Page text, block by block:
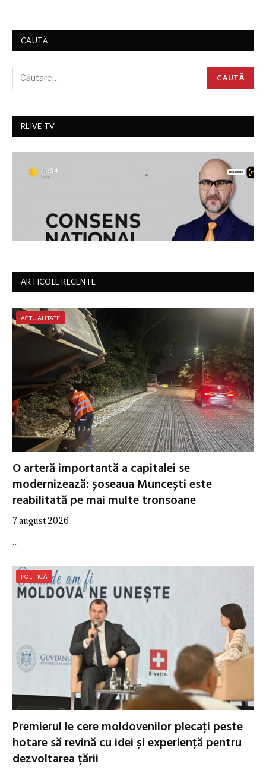
CAUTĂ
RLIVE TV
ARTICOLE RECENTE
ACTUALITATE
O arteră importantă a capitalei se
modernizează: șoseaua Muncești este
reabilitată pe mai multe tronsoane
7 august 2026
…
POLITICĂ
Premierul le cere moldovenilor plecați peste
hotare să revină cu idei și experiență pentru
dezvoltarea țării